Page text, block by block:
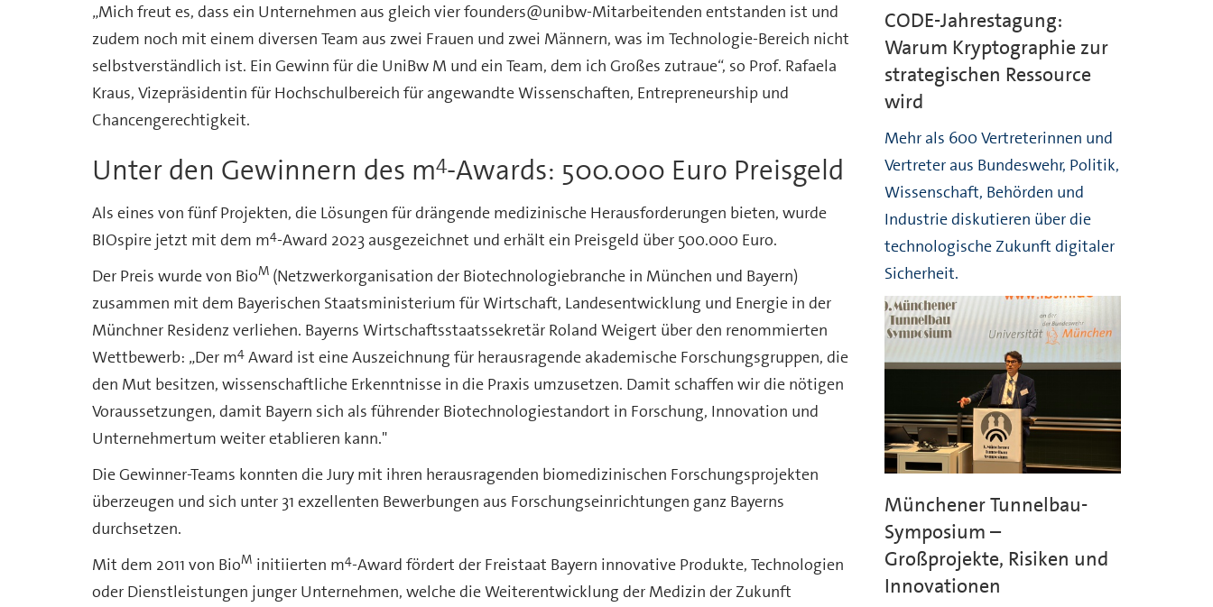
„Mich freut es, dass ein Unternehmen aus gleich vier founders@unibw-Mitarbeitenden entstanden ist und
zudem noch mit einem diversen Team aus zwei Frauen und zwei Männern, was im Technologie-Bereich nicht
selbstverständlich ist. Ein Gewinn für die UniBw M und ein Team, dem ich Großes zutraue“, so Prof. Rafaela
Kraus, Vizepräsidentin für Hochschulbereich für angewandte Wissenschaften, Entrepreneurship und
Chancengerechtigkeit.
Unter den Gewinnern des m4-Awards: 500.000 Euro Preisgeld
Als eines von fünf Projekten, die Lösungen für drängende medizinische Herausforderungen bieten, wurde
BIOspire jetzt mit dem m4-Award 2023 ausgezeichnet und erhält ein Preisgeld über 500.000 Euro.
Der Preis wurde von BioM (Netzwerkorganisation der Biotechnologiebranche in München und Bayern)
zusammen mit dem Bayerischen Staatsministerium für Wirtschaft, Landesentwicklung und Energie in der
Münchner Residenz verliehen. Bayerns Wirtschaftsstaatssekretär Roland Weigert über den renommierten
Wettbewerb: „Der m4 Award ist eine Auszeichnung für herausragende akademische Forschungsgruppen, die
den Mut besitzen, wissenschaftliche Erkenntnisse in die Praxis umzusetzen. Damit schaffen wir die nötigen
Voraussetzungen, damit Bayern sich als führender Biotechnologiestandort in Forschung, Innovation und
Unternehmertum weiter etablieren kann."
Die Gewinner-Teams konnten die Jury mit ihren herausragenden biomedizinischen Forschungsprojekten
überzeugen und sich unter 31 exzellenten Bewerbungen aus Forschungseinrichtungen ganz Bayerns
durchsetzen.
Mit dem 2011 von BioM initiierten m4-Award fördert der Freistaat Bayern innovative Produkte, Technologien
oder Dienstleistungen junger Unternehmen, welche die Weiterentwicklung der Medizin der Zukunft
CODE-Jahrestagung:
Warum Kryptographie zur
strategischen Ressource
wird
Mehr als 600 Vertreterinnen und
Vertreter aus Bundeswehr, Politik,
Wissenschaft, Behörden und
Industrie diskutieren über die
technologische Zukunft digitaler
Sicherheit.
Münchener Tunnelbau-
Symposium –
Großprojekte, Risiken und
Innovationen